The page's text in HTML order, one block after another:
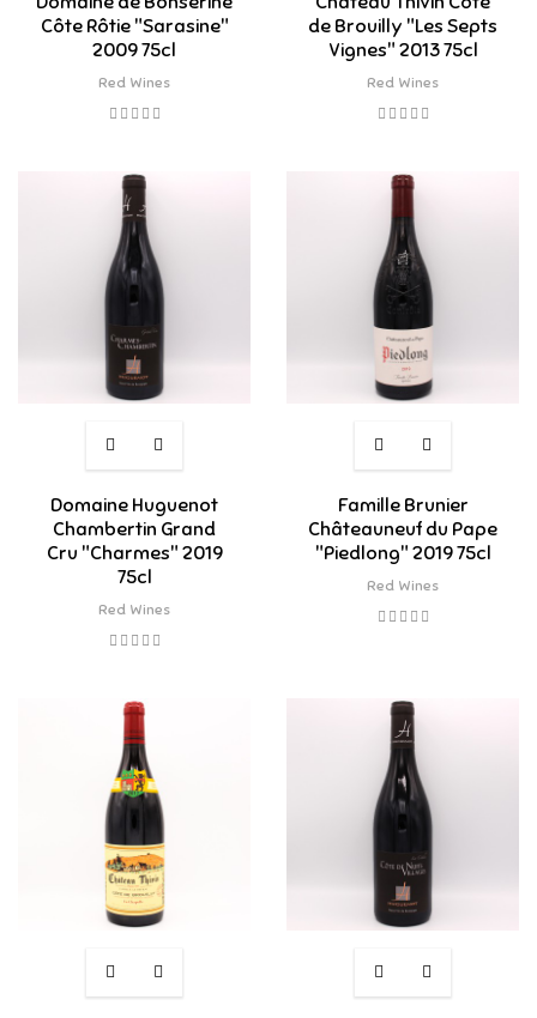
Côte Rôtie "Sarasine"
2009 75cl
Red Wines
de Brouilly "Les Septs
Vignes" 2013 75cl
Red Wines
Domaine Huguenot
Chambertin Grand
Cru "Charmes" 2019
75cl
Red Wines
Famille Brunier
Châteauneuf du Pape
"Piedlong" 2019 75cl
Red Wines